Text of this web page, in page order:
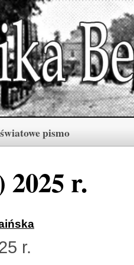
pismo
w kronikach
2026 r. (10)
informator
2025 r.
r.